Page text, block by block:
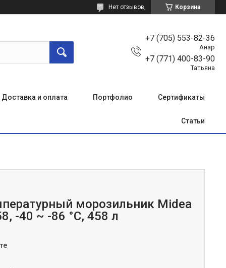
Корзина
Нет отзывов,
+7 (705) 553-82-36
Анар
+7 (771) 400-83-90
Татьяна
Доставка и оплата Портфолио Сертификаты
Статьи
морозильник Midea
-40 ~ -86 °C, 458 л